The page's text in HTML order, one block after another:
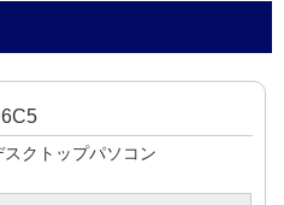
スクトップパソコン